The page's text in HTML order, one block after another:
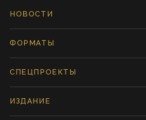
НОВОСТИ
ФОРМАТЫ
СПЕЦПРОЕКТЫ
ИЗДАНИЕ